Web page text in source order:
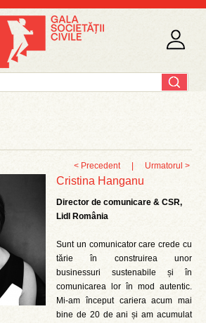
< Precedent Urmatorul >
Cristina Hanganu
Director de comunicare & CSR,
Lidl România
Sunt un comunicator care crede cu
tărie în construirea unor
businessuri sustenabile și în
comunicarea lor în mod autentic.
Mi-am început cariera acum mai
bine de 20 de ani și am acumulat